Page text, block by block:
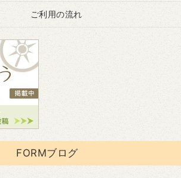
ご利用の流れ
FORMブログ